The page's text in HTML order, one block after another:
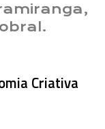
Criativa